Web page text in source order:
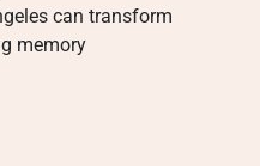
can transform
memory